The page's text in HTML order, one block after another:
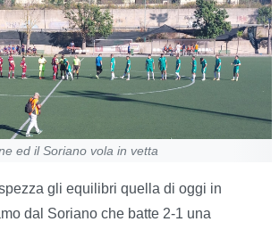
ed il Soriano vola in vetta
gli equilibri quella di oggi in
dal Soriano che batte 2-1 una